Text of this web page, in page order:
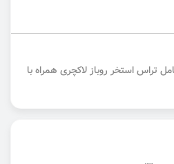
تراس استخر روباز لاکچری همراه با